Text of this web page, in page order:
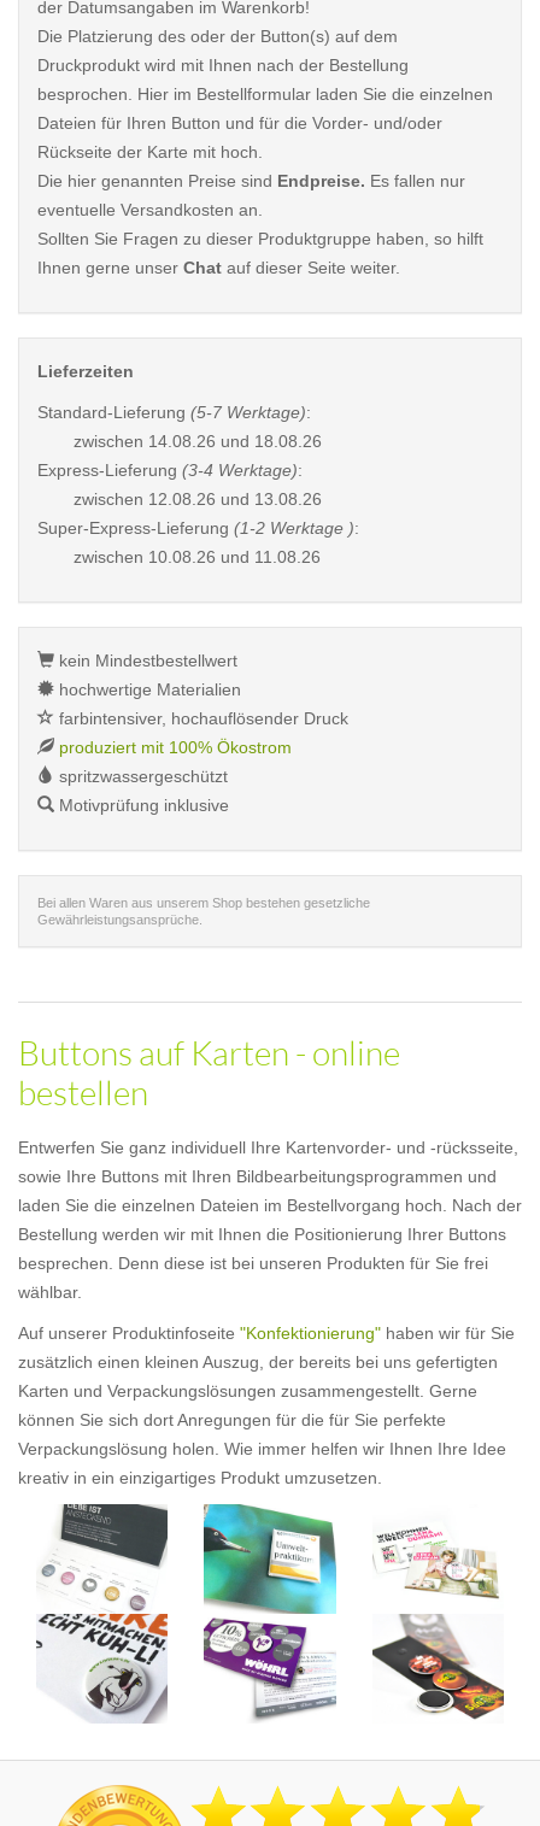
der Datumsangaben im Warenkorb!
Die Platzierung des oder der Button(s) auf dem
Druckprodukt wird mit Ihnen nach der Bestellung
besprochen. Hier im Bestellformular laden Sie die einzelnen
Dateien für Ihren Button und für die Vorder- und/oder
Rückseite der Karte mit hoch.
Die hier genannten Preise sind Endpreise. Es fallen nur
eventuelle Versandkosten an.
Sollten Sie Fragen zu dieser Produktgruppe haben, so hilft
Ihnen gerne unser Chat auf dieser Seite weiter.
Lieferzeiten
Standard-Lieferung (5-7 Werktage):
zwischen 14.08.26 und 18.08.26
Express-Lieferung (3-4 Werktage):
zwischen 12.08.26 und 13.08.26
Super-Express-Lieferung (1-2 Werktage ):
zwischen 10.08.26 und 11.08.26
kein Mindestbestellwert
hochwertige Materialien
farbintensiver, hochauflösender Druck
produziert mit 100% Ökostrom
spritzwassergeschützt
Motivprüfung inklusive
Bei allen Waren aus unserem Shop bestehen gesetzliche
Gewährleistungsansprüche.
Buttons auf Karten - online
bestellen
Entwerfen Sie ganz individuell Ihre Kartenvorder- und -rücksseite,
sowie Ihre Buttons mit Ihren Bildbearbeitungsprogrammen und
laden Sie die einzelnen Dateien im Bestellvorgang hoch. Nach der
Bestellung werden wir mit Ihnen die Positionierung Ihrer Buttons
besprechen. Denn diese ist bei unseren Produkten für Sie frei
wählbar.
Auf unserer Produktinfoseite "Konfektionierung" haben wir für Sie
zusätzlich einen kleinen Auszug, der bereits bei uns gefertigten
Karten und Verpackungslösungen zusammengestellt. Gerne
können Sie sich dort Anregungen für die für Sie perfekte
Verpackungslösung holen. Wie immer helfen wir Ihnen Ihre Idee
kreativ in ein einzigartiges Produkt umzusetzen.